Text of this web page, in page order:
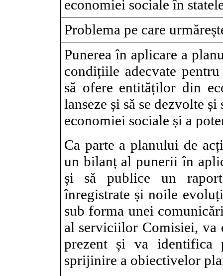
economiei sociale în
Problema pe care
Punerea în aplicare a
condițiile adecvate
să ofere entităților din
lanseze și să se dezvolte
economiei sociale și a
Ca parte a planului de
un bilanț al punerii în
și să publice un
înregistrate și noile
sub forma unei
al serviciilor Comisiei, va
prezent și va identifica
sprijinire a obiectivelor